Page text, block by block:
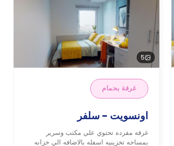
5
غرفة بحمام
اونسويت - سلفر
غرفه مفرده تحتوي علي مكتب وسرير
بمساحه تخزينيه اسفله بالاضافه الي خزانه